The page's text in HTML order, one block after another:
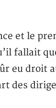
et le
fallait
eu droit
des